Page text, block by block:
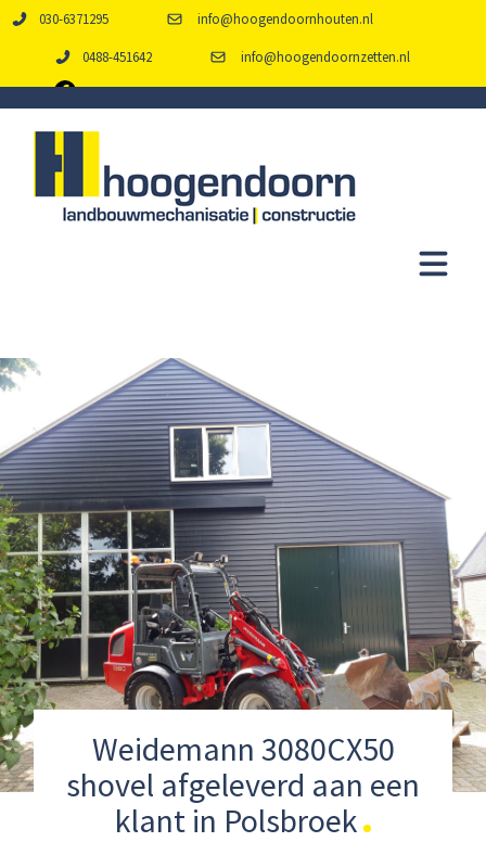
030-6371295 info@hoogendoornhouten.nl
0488-451642 info@hoogendoornzetten.nl
Weidemann 3080CX50
shovel afgeleverd aan een
klant in Polsbroek